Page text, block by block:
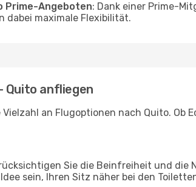
Prime-Angeboten: Dank einer Prime-
dabei maximale Flexibilität.
Quito anfliegen
an Flugoptionen nach Quito. Ob
Sie die Beinfreiheit und die
sein, Ihren Sitz näher bei den